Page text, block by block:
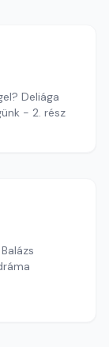
Deliága
- 2. rész